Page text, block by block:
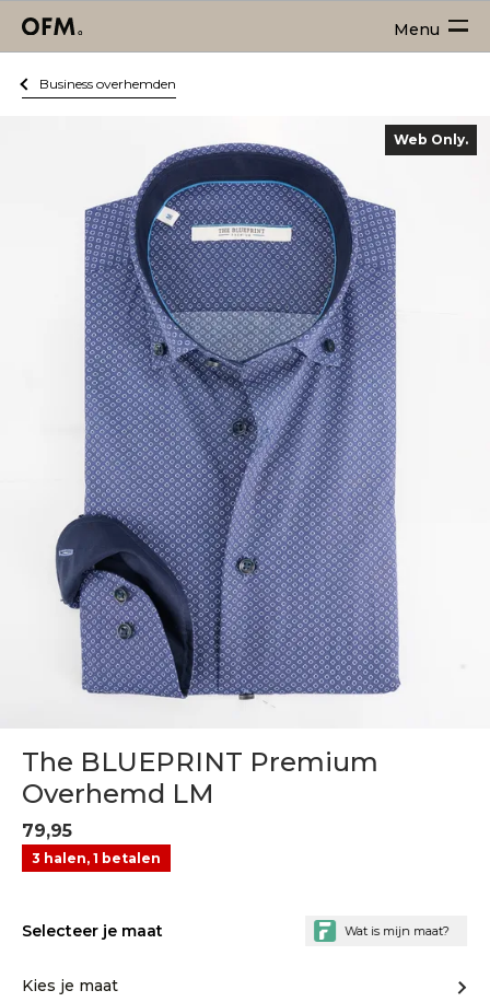
Menu
Business overhemden
Web Only.
The BLUEPRINT Premium
Overhemd LM
79,95
3 halen, 1 betalen
Selecteer je maat
Kies je maat